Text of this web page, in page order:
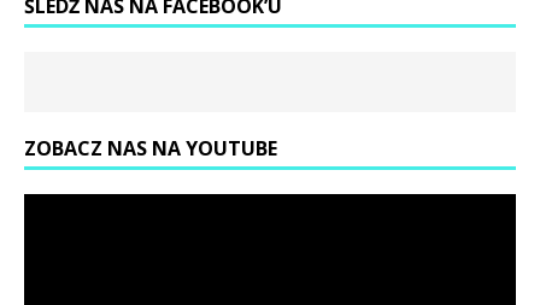
ŚLEDŹ NAS NA FACEBOOK’U
ZOBACZ NAS NA YOUTUBE